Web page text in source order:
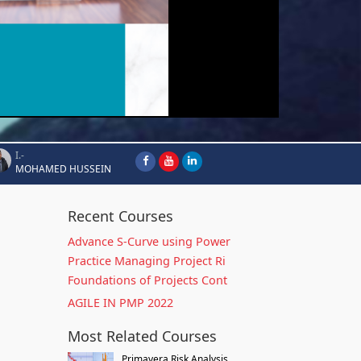
I.-
MOHAMED HUSSEIN
Recent Courses
Advance S-Curve using Power
Practice Managing Project Ri
Foundations of Projects Cont
AGILE IN PMP 2022
Most Related Courses